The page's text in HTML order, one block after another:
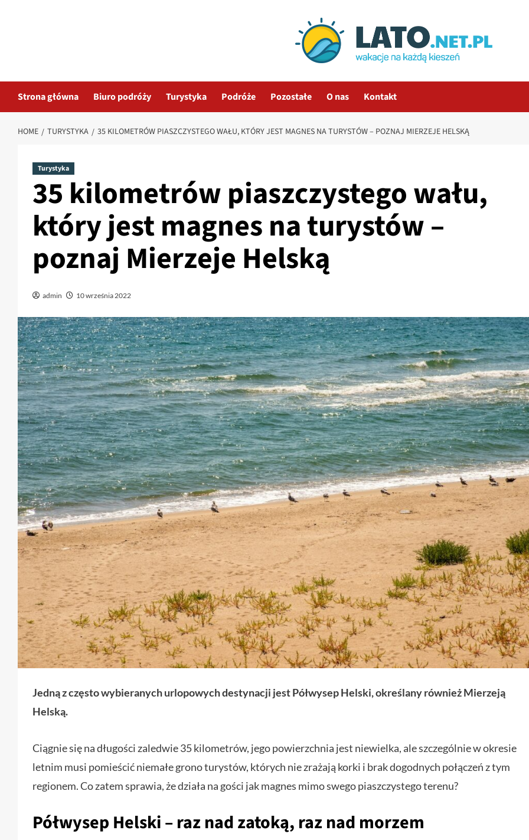
Strona główna Biuro podróży Turystyka Podróże Pozostałe O nas Kontakt
HOME TURYSTYKA 35 KILOMETRÓW PIASZCZYSTEGO WAŁU, KTÓRY JEST MAGNES NA TURYSTÓW – POZNAJ MIERZEJE HELSKĄ
Turystyka
35 kilometrów piaszczystego wału,
który jest magnes na turystów –
poznaj Mierzeje Helską
admin 10 września 2022
Jedną z często wybieranych urlopowych destynacji jest Półwysep Helski, określany również Mierzeją
Helską.
Ciągnie się na długości zaledwie 35 kilometrów, jego powierzchnia jest niewielka, ale szczególnie w okresie
letnim musi pomieścić niemałe grono turystów, których nie zrażają korki i brak dogodnych połączeń z tym
regionem. Co zatem sprawia, że działa na gości jak magnes mimo swego piaszczystego terenu?
Półwysep Helski – raz nad zatoką, raz nad morzem